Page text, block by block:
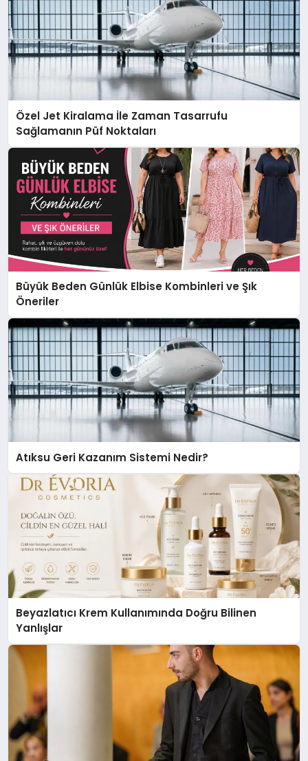
Özel Jet Kiralama İle Zaman Tasarrufu
Sağlamanın Püf Noktaları
Büyük Beden Günlük Elbise Kombinleri ve Şık
Öneriler
Atıksu Geri Kazanım Sistemi Nedir?
Beyazlatıcı Krem Kullanımında Doğru Bilinen
Yanlışlar